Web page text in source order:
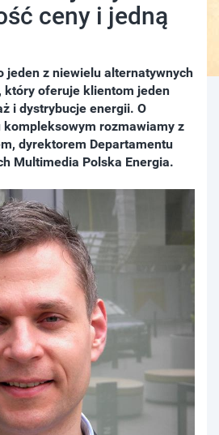
ceny i jedną
jeden z niewielu alternatywnych
który oferuje klientom jeden
i dystrybucje energii. O
kompleksowym rozmawiamy z
dyrektorem Departamentu
Multimedia Polska Energia.